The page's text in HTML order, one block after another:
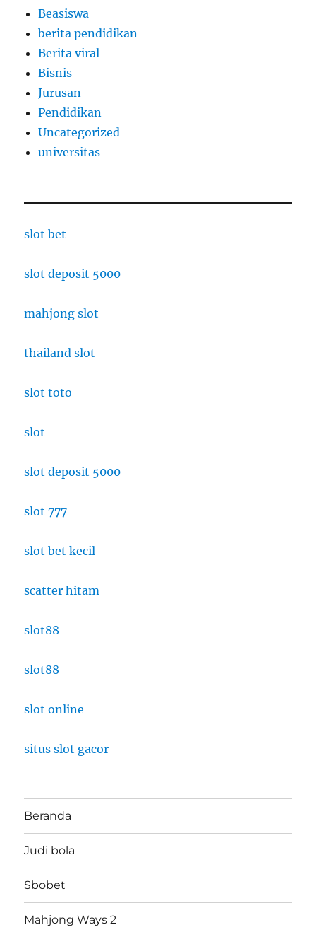
Beasiswa
berita pendidikan
Berita viral
Bisnis
Jurusan
Pendidikan
Uncategorized
universitas
slot bet
slot deposit 5000
mahjong slot
thailand slot
slot toto
slot
slot deposit 5000
slot 777
slot bet kecil
scatter hitam
slot88
slot88
slot online
situs slot gacor
Beranda
Judi bola
Sbobet
Mahjong Ways 2